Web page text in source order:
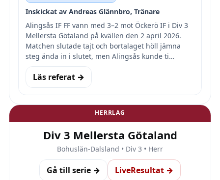
Inskickat av Andreas Glännbro, Tränare
Alingsås IF FF vann med 3–2 mot Öckerö IF i Div 3
Mellersta Götaland på kvällen den 2 april 2026.
Matchen slutade tajt och bortalaget höll jämna
steg ända in i slutet, men Alingsås kunde ti…
Läs referat →
HERRLAG
Div 3 Mellersta Götaland
Bohuslän-Dalsland • Div 3 • Herr
Gå till serie → LiveResultat →